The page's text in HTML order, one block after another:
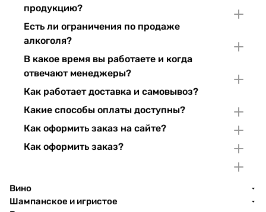
продукцию?
Есть ли ограничения по продаже
алкоголя?
В какое время вы работаете и когда
отвечают менеджеры?
Как работает доставка и самовывоз?
Какие способы оплаты доступны?
Как оформить заказ на сайте?
Как оформить заказ?
Вино
Шампанское и игристое